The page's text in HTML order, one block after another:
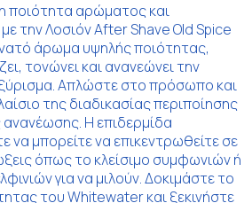
ποιότητα αρώματος και
την Λοσιόν After Shave Old Spice
άρωμα υψηλής ποιότητας,
τονώνει και ανανεώνει την
Απλώστε στο πρόσωπο και
της διαδικασίας περιποίησης
ανανέωσης. Η επιδερμίδα
να μπορείτε να επικεντρωθείτε σε
όπως το κλείσιμο συμφωνιών ή
για να μιλούν. Δοκιμάστε το
του Whitewater και ξεκινήστε